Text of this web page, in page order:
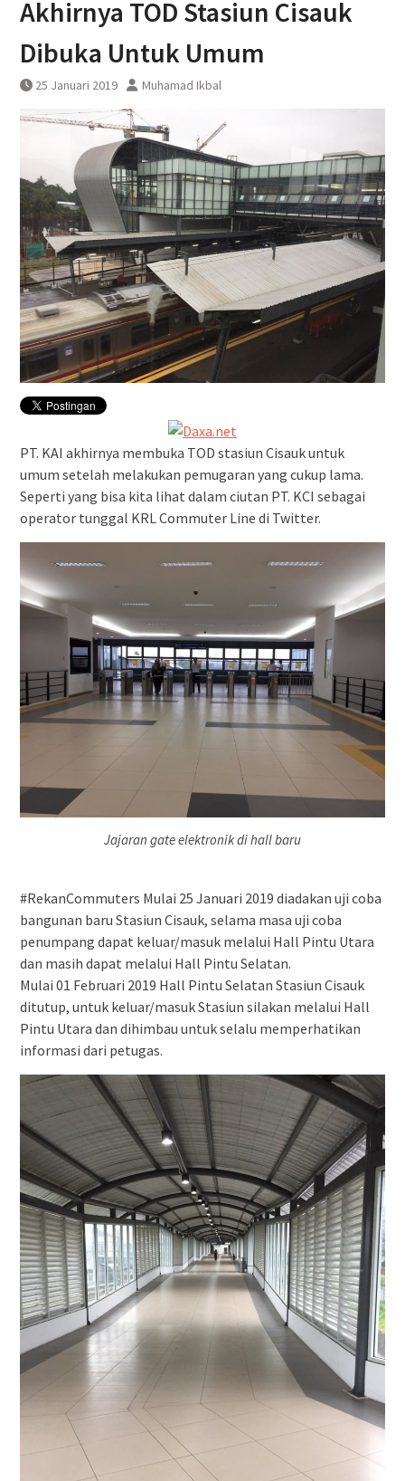
KAI Bandara Menandatangani
DAWONSYS
Akhirnya TOD Stasiun Cisauk
Dibuka Untuk Umum
25 Januari 2019 Muhamad Ikbal
PT. KAI akhirnya membuka TOD stasiun Cisauk untuk
umum setelah melakukan pemugaran yang cukup lama.
Seperti yang bisa kita lihat dalam ciutan PT. KCI sebagai
operator tunggal KRL Commuter Line di Twitter.
Jajaran gate elektronik di hall baru
#RekanCommuters Mulai 25 Januari 2019 diadakan uji coba
bangunan baru Stasiun Cisauk, selama masa uji coba
penumpang dapat keluar/masuk melalui Hall Pintu Utara
dan masih dapat melalui Hall Pintu Selatan.
Mulai 01 Februari 2019 Hall Pintu Selatan Stasiun Cisauk
ditutup, untuk keluar/masuk Stasiun silakan melalui Hall
Pintu Utara dan dihimbau untuk selalu memperhatikan
informasi dari petugas.